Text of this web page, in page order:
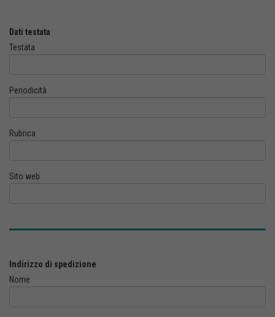
Dati testata
Testata
Periodicità
Rubrica
Sito web
Indirizzo di spedizione
Nome